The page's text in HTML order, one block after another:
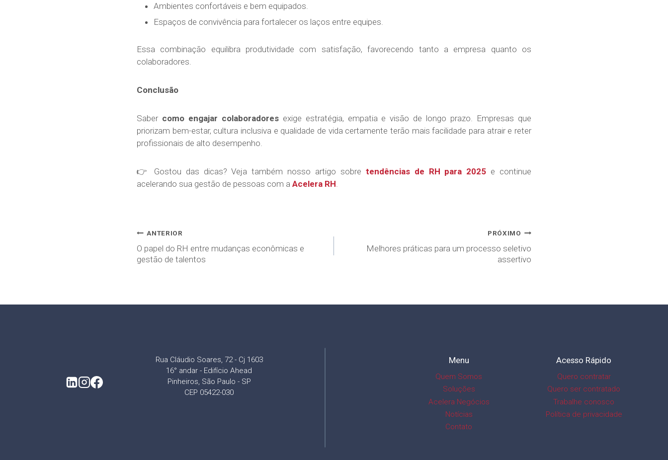
Ambientes confortáveis e bem equipados.
Espaços de convivência para fortalecer os laços entre equipes.
Essa combinação equilibra produtividade com satisfação, favorecendo tanto a empresa quanto os
colaboradores.
Conclusão
Saber como engajar colaboradoresexige estratégia, empatia e visão de longo prazo. Empresas que
priorizam bem-estar, cultura inclusiva e qualidade de vida certamente terão mais facilidade para atrair e reter
profissionais de alto desempenho.
👉 Gostou das dicas? Veja também nosso artigo sobre tendências de RH para 2025 e continue
acelerando sua gestão de pessoas com a Acelera RH
ANTERIOR
O papel do RH entre mudanças econômicas e
gestão de talentos
PRÓXIMO
Melhores práticas para um processo seletivo
assertivo
Rua Cláudio Soares, 72 - Cj 1603
16° andar - Edifício Ahead
Pinheiros, São Paulo - SP
CEP 05422-030
Menu
Quem Somos
Soluções
Acelera Negócios
Notícias
Contato
Acesso Rápido
Quero contratar
Quero ser contratado
Trabalhe conosco
Política de privacidade